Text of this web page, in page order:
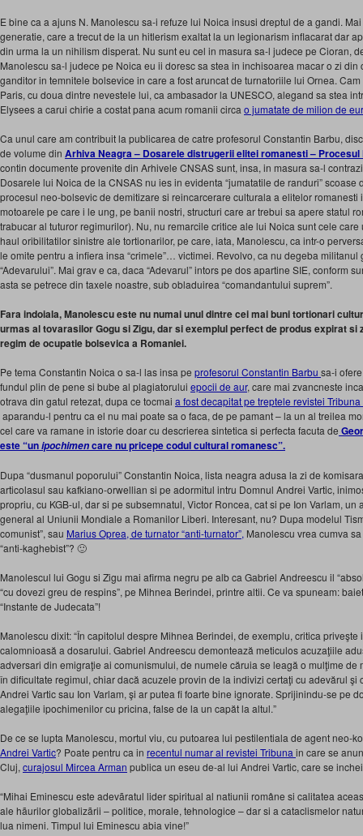
E bine ca a ajuns N. Manolescu sa-i refuze lui Noica insusi dreptul de a gandi.
generatie, care a trecut de la un hitlerism exaltat la un legionarism inflacarat dar
din urma la un nihilism disperat. Nu sunt eu cel in masura sa-l judece pe Cioran,
Manolescu sa-l judece pe Noica eu ii doresc sa stea in inchisoarea macar o zi
ganditor in temnitele bolsevice in care a fost aruncat de turnatoriile lui Ornea.
Paris, cu doua dintre nevestele lui, ca ambasador la UNESCO, alegand sa stea
Elysees a carui chirie a costat pana acum romanii circa o jumatate de milion de
Ca unul care am contribuit la publicarea de catre profesorul Constantin Barbu,
de volume din Arhiva Neagra – Dosarele distrugerii elitei romanesti – Procesul
contin documente provenite din Arhivele CNSAS sunt, insa, in masura sa-l
Dosarele lui Noica de la CNSAS nu ies in evidenta “jumatatile de randuri” scoase
procesul neo-bolsevic de demitizare si reincarcerare culturala a elitelor romanesti
motoarele pe care i le ung, pe banii nostri, structuri care ar trebui sa apere statul
trabucar al tuturor regimurilor). Nu, nu remarcile critice ale lui Noica sunt cele
haul oribilitatilor sinistre ale tortionarilor, pe care, iata, Manolescu, ca intr-o
le omite pentru a infiera insa “crimele”… victimei. Revolvo, ca nu degeba
“Adevarului”. Mai grav e ca, daca “Adevarul” intors pe dos apartine SIE, conform
asta se petrece din taxele noastre, sub obladuirea “comandantului suprem”.
Fara indoiala, Manolescu este nu numai unul dintre cei mai buni tortionari
urmas al tovarasilor Gogu si Zigu, dar si exemplul perfect de produs expirat
regim de ocupatie bolsevica a Romaniei.
Pe tema Constantin Noica o sa-l las insa pe profesorul Constantin Barbu sa-i
fundul plin de pene si bube al plagiatorului epocii de aur, care mai zvancneste
otrava din gatul retezat, dupa ce tocmai a fost decapitat pe treptele revistei
aparandu-l pentru ca el nu mai poate sa o faca, de pe pamant – la un al treilea
cel care va ramane in istorie doar cu descrierea sintetica si perfecta facuta de
este “unipochimencare nu pricepe codul cultural romanesc”.
Dupa “dusmanul poporului” Constantin Noica, lista neagra adusa la zi de
articolasul sau kafkiano-orwellian si pe adormitul intru Domnul Andrei Vartic,
propriu, cu KGB-ul, dar si pe subsemnatul, Victor Roncea, cat si pe Ion Varlam, un
general al Uniunii Mondiale a Romanilor Liberi. Interesant, nu? Dupa modelul
comunist”, sau Marius Oprea, de turnator “anti-turnator”, Manolescu vrea cumva
“anti-kaghebist”? 🙂
Manolescul lui Gogu si Zigu mai afirma negru pe alb ca Gabriel Andreescu il
“cu dovezi greu de respins”, pe Mihnea Berindei, printre altii. Ce va spuneam:
“Instante de Judecata”!
Manolescu dixit: “În capitolul despre Mihnea Berindei, de exemplu, critica
calomnioasă a dosarului. Gabriel Andreescu demontează meticulos acuzaţiile
adversari din emigraţie ai comunismului, de numele căruia se leagă o mulţime de
în dificultate regimul, chiar dacă acuzele provin de la indivizi certaţi cu adevărul şi
Andrei Vartic sau Ion Varlam, şi ar putea fi foarte bine ignorate. Sprijinindu-se pe
alegaţiile ipochimenilor cu pricina, false de la un capăt la altul.”
De ce se lupta Manolescu, mortul viu, cu putoarea lui pestilentiala de agent neo-
Andrei Vartic? Poate pentru ca in recentul numar al revistei Tribuna in care se
Cluj, curajosul Mircea Arman publica un eseu de-al lui Andrei Vartic, care se
“Mihai Eminescu este adevãratul lider spiritual al natiunii române si calitatea
ale hãurilor globalizãrii – politice, morale, tehnologice – dar si a cataclismelor
lua nimeni. Timpul lui Eminescu abia vine!”